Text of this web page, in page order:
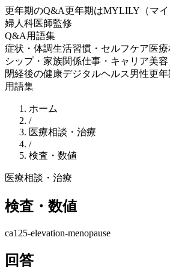
更年期のQ&A更年期はMYLILY（マイ
婦人科医師監修
Q&A 用語集
症状・体調生活習慣・セルフケア医
シップ・家族関係仕事・キャリア美
閉経後の健康デジタルヘルス男性更年
用語集
ホーム
/
医療相談・治療
/
検査・数値
医療相談・治療
検査・数値
ca125-elevation-menopause
回答